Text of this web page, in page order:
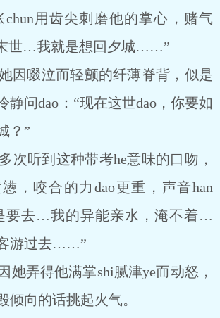
用齿尖刺磨他的掌心，赌气
世…我就是想回夕城……”
啜泣而轻颤的纤薄脊背，似是
静问dao：“现在这世dao，你要如
？”
听到这种带考he意味的口吻，
，咬合的力dao更重，声音han
要去…我的异能亲水，淹不着…
游过去……”
弄得他满掌shi腻津ye而动怒，
倾向的话挑起火气。